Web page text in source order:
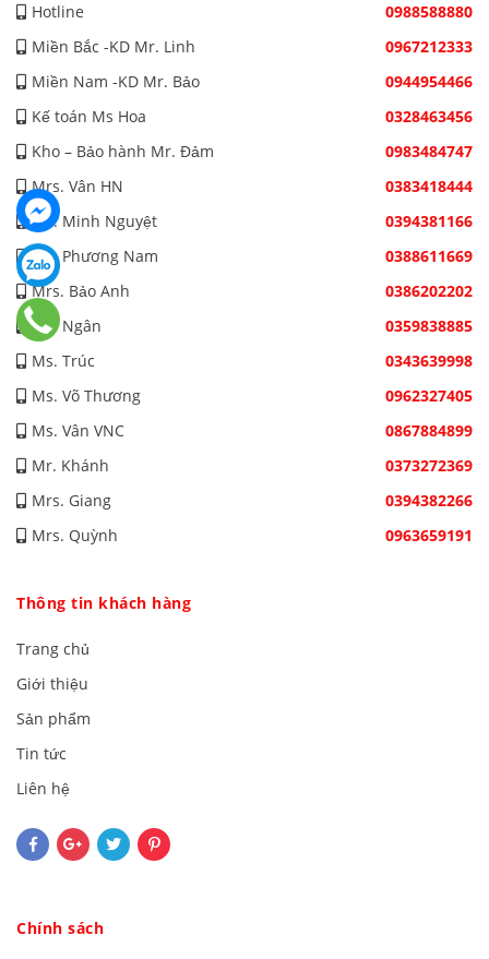
Hotline
0988588880
Miền Bắc -KD Mr. Linh
0967212333
Miền Nam -KD Mr. Bảo
0944954466
Kế toán Ms Hoa
0328463456
Kho – Bảo hành Mr. Đảm
0983484747
Mrs. Vân HN
0383418444
Ms. Minh Nguyệt
0394381166
Ms. Phương Nam
0388611669
Mrs. Bảo Anh
0386202202
Ms. Ngân
0359838885
Ms. Trúc
0343639998
Ms. Võ Thương
0962327405
Ms. Vân VNC
0867884899
Mr. Khánh
0373272369
Mrs. Giang
0394382266
Mrs. Quỳnh
0963659191
Thông tin khách hàng
Trang chủ
Giới thiệu
Sản phẩm
Tin tức
Liên hệ
Chính sách